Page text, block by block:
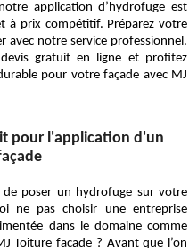
application d’hydrofuge est
à prix compétitif. Préparez votre
avec notre service professionnel.
gratuit en ligne et profitez
pour votre façade avec MJ
pour l'application d'un
de poser un hydrofuge sur votre
ne pas choisir une entreprise
dans le domaine comme
Toiture facade ? Avant que l’on